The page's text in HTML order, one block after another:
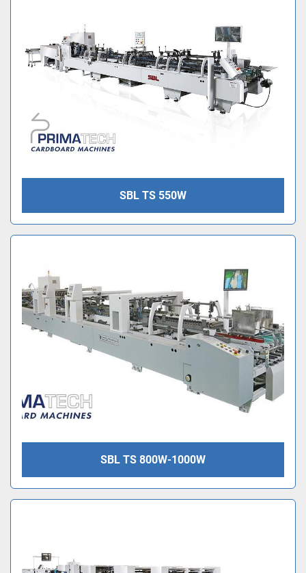
SBL TS 550W
SBL TS 800W-1000W